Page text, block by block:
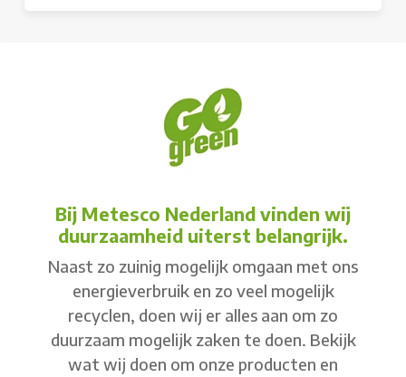
Bij Metesco Nederland vinden wij
duurzaamheid uiterst belangrijk.
Naast zo zuinig mogelijk omgaan met ons
energieverbruik en zo veel mogelijk
recyclen, doen wij er alles aan om zo
duurzaam mogelijk zaken te doen. Bekijk
wat wij doen om onze producten en